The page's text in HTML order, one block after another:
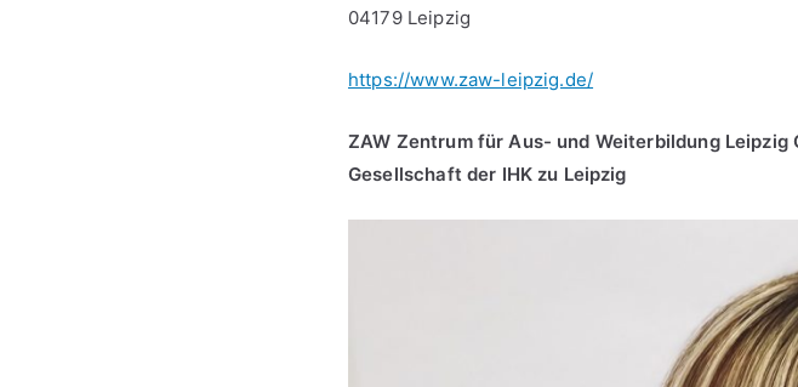
04179 Leipzig
https://www.zaw-leipzig.de/
ZAW Zentrum für Aus- und Weiterbildung Leipzig
Gesellschaft der IHK zu Leipzig